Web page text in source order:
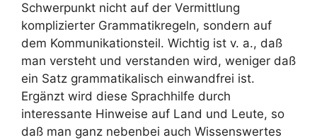
Schwerpunkt nicht auf der Vermittlung
komplizierter Grammatikregeln, sondern auf
dem Kommunikationsteil. Wichtig ist v. a., daß
man versteht und verstanden wird, weniger daß
ein Satz grammatikalisch einwandfrei ist.
Ergänzt wird diese Sprachhilfe durch
interessante Hinweise auf Land und Leute, so
daß man ganz nebenbei auch Wissenswertes